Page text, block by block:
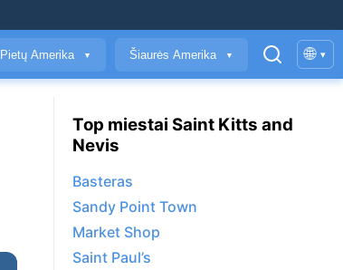
Pietų Amerika ▼ Šiaurės Amerika ▼ 🌐 ▾
Top miestai Saint Kitts and
Nevis
Basteras
Sandy Point Town
Market Shop
Saint Paul’s